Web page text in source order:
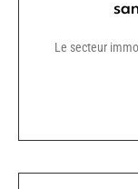
Le secteur